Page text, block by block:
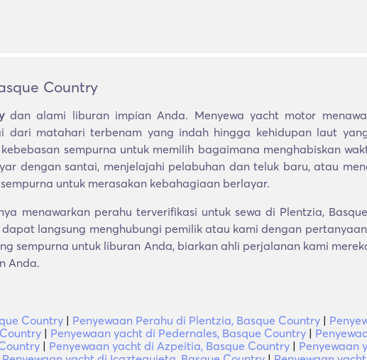
Country
dan alami liburan impian Anda. Menyewa yacht motor
dari matahari terbenam yang indah hingga kehidupan laut
sempurna untuk memilih bagaimana menghabiskan
dengan santai, menjelajahi pelabuhan dan teluk baru, atau
untuk merasakan kebahagiaan berlayar.
menawarkan perahu terverifikasi untuk sewa di Plentzia,
langsung menghubungi pemilik atau kami dengan
sempurna untuk liburan Anda, biarkan ahli perjalanan kami
Anda.
Country | Penyewaan Perahu di Plentzia, Basque Country |
| Penyewaan yacht di Pedernales, Basque Country |
| Penyewaan yacht di Azpeitia, Basque Country | Penyewaan